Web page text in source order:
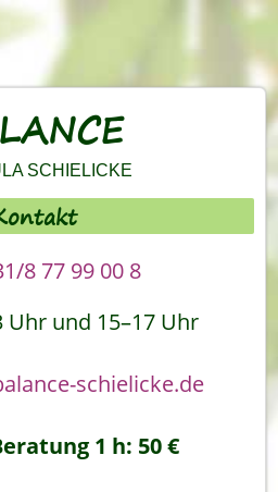
SCHIELICKE
8 77 99 00 8
Uhr und 15–17 Uhr
schielicke.de
1 h: 50 €